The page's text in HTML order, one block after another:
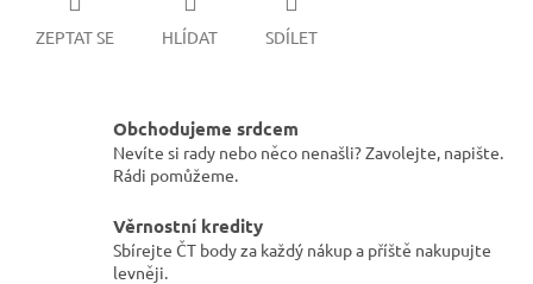
ZEPTAT SE HLÍDAT SDÍLET
Obchodujeme srdcem
Nevíte si rady nebo něco nenašli? Zavolejte, napište.
Rádi pomůžeme.
Věrnostní kredity
Sbírejte ČT body za každý nákup a příště nakupujte
levněji.